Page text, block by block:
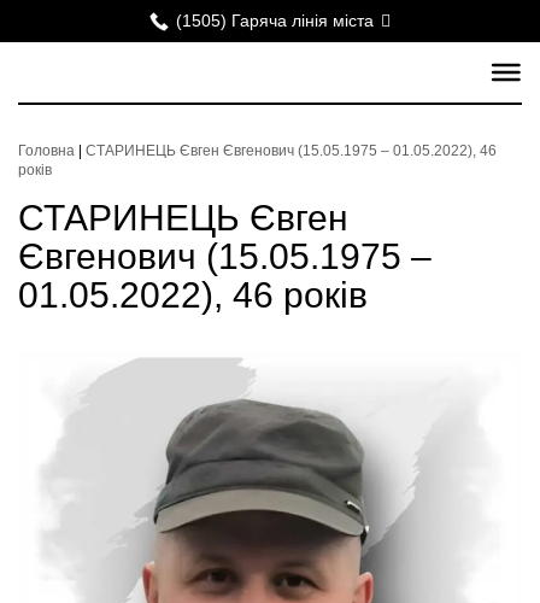
(1505) Гаряча лінія міста
Головна
СТАРИНЕЦЬ Євген Євгенович (15.05.1975 – 01.05.2022), 46
років
СТАРИНЕЦЬ Євген
Євгенович (15.05.1975 –
01.05.2022), 46 років